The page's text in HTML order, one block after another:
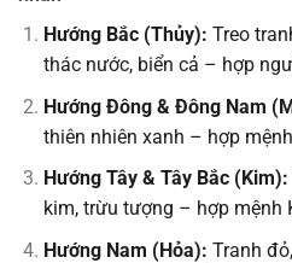
Hướng Bắc (Thủy): Treo
thác nước, biển cả – hợp
Hướng Đông & Đông Nam
thiên nhiên xanh – hợp
Hướng Tây & Tây Bắc (Kim):
kim, trừu tượng – hợp mệnh
Hướng Nam (Hỏa): Tranh